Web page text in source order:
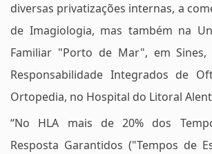
diversas privatizações internas, a
de Imagiologia, mas também na
Familiar "Porto de Mar", em
Responsabilidade Integrados de
Ortopedia, no Hospital do Litoral
“No HLA mais de 20% dos
Resposta Garantidos ("Tempos de